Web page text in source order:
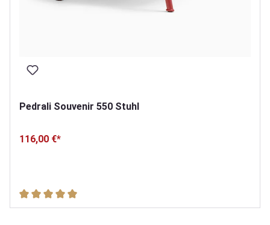
Pedrali Souvenir 550 Stuhl
116,00 €*
Durchschnittliche Bewertung von 5 von 5 Sternen